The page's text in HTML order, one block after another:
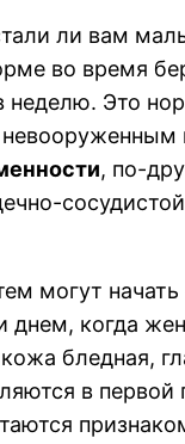
ли вам
во время
неделю. Это
, по-
могут
когда
бледная,
в